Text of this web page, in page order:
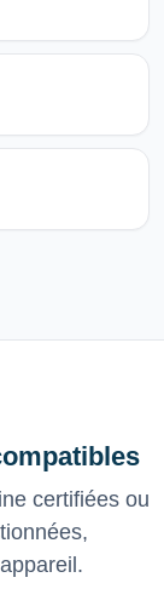
certifiées ou